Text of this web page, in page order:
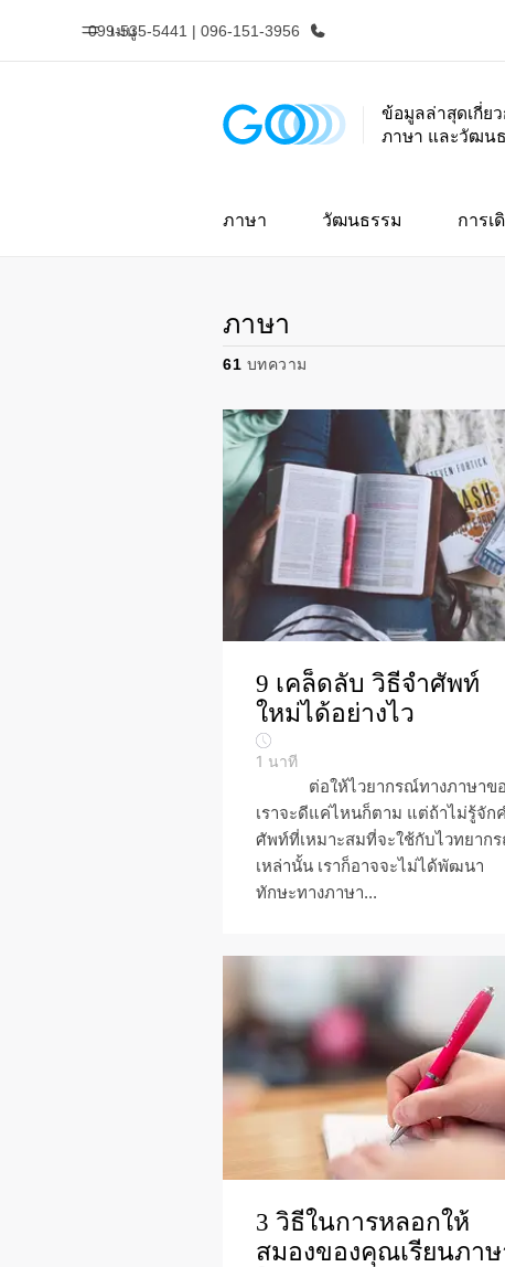
เมนู
099-535-5441 | 096-151-3956
หน้าหลัก โปรแก
ข้อมูลล่าสุดเกี่ย
ภาษา และวัฒน
ภาษา วัฒนธรรม การเ
ภาษา
61 บทความ
9 เคล็ดลับ วิธีจำศัพท์
ใหม่ได้อย่างไว
1 นาที
ต่อให้ไวยากรณ์ทางภาษาข
เราจะดีแค่ไหนก็ตาม แต่ถ้าไม่รู้จัก
ศัพท์ที่เหมาะสมที่จะใช้กับไวทยาก
เหล่านั้น เราก็อาจจะไม่ได้พัฒนา
ทักษะทางภาษา...
3 วิธีในการหลอกให้
สมองของคุณเรียนภาษ